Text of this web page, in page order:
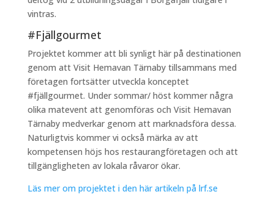
vintras.
#Fjällgourmet
Projektet kommer att bli synligt här på destinationen
genom att Visit Hemavan Tärnaby tillsammans med
företagen fortsätter utveckla konceptet
#fjällgourmet. Under sommar/ höst kommer några
olika matevent att genomföras och Visit Hemavan
Tärnaby medverkar genom att marknadsföra dessa.
Naturligtvis kommer vi också märka av att
kompetensen höjs hos restaurangföretagen och att
tillgängligheten av lokala råvaror ökar.
Läs mer om projektet i den här artikeln på lrf.se